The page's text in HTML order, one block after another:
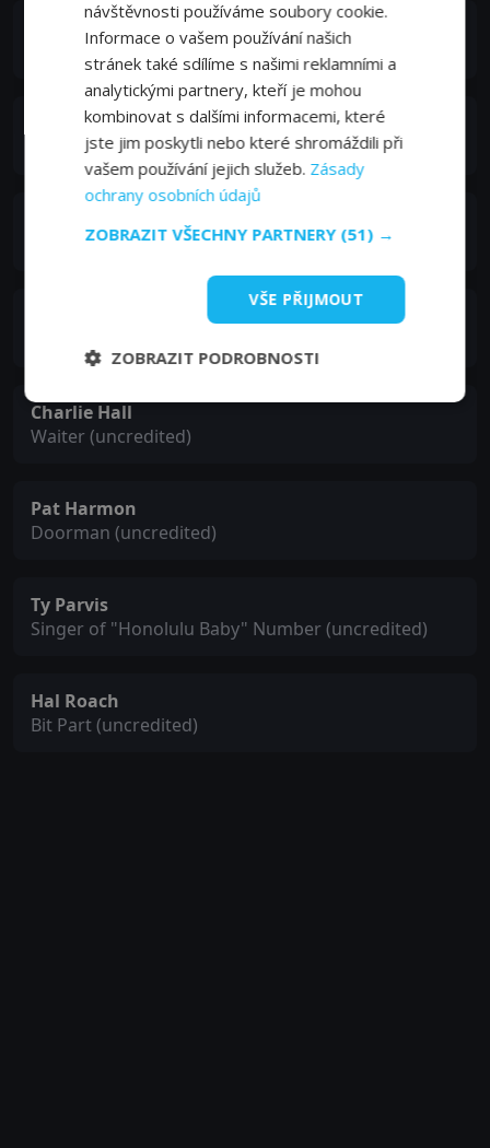
Ellen Corby
Partygoer at Table Next to Charley's (uncredited)
Robert Cummings
Steamship Announcement Witness (uncredited)
Exalted Ruler (uncredited)
Charlie Hall
Waiter (uncredited)
Pat Harmon
Doorman (uncredited)
Ty Parvis
Singer of "Honolulu Baby" Number (uncredited)
Hal Roach
Bit Part (uncredited)
návštěvnosti používáme soubory cookie.
Informace o vašem používání našich
stránek také sdílíme s našimi reklamními a
analytickými partnery, kteří je mohou
kombinovat s dalšími informacemi, které
jste jim poskytli nebo které shromáždili při
vašem používání jejich služeb. Zásady
ochrany osobních údajů
ZOBRAZIT VŠECHNY PARTNERY (51) →
VŠE PŘIJMOUT
ZOBRAZIT PODROBNOSTI